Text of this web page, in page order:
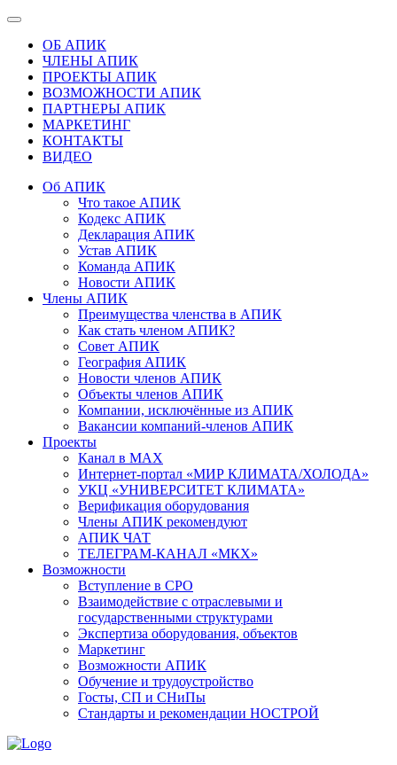
ОБ АПИК
ЧЛЕНЫ АПИК
ПРОЕКТЫ АПИК
ВОЗМОЖНОСТИ АПИК
ПАРТНЕРЫ АПИК
МАРКЕТИНГ
КОНТАКТЫ
ВИДЕО
Об АПИК
Что такое АПИК
Кодекс АПИК
Декларация АПИК
Устав АПИК
Команда АПИК
Новости АПИК
Члены АПИК
Преимущества членства в АПИК
Как стать членом АПИК?
Совет АПИК
География АПИК
Новости членов АПИК
Объекты членов АПИК
Компании, исключённые из АПИК
Вакансии компаний-членов АПИК
Проекты
Канал в MAX
Интернет-портал «МИР КЛИМАТА/ХОЛОДА»
УКЦ «УНИВЕРСИТЕТ КЛИМАТА»
Верификация оборудования
Члены АПИК рекомендуют
АПИК ЧАТ
ТЕЛЕГРАМ-КАНАЛ «МКХ»
Возможности
Вступление в СРО
Взаимодействие с отраслевыми и
государственными структурами
Экспертиза оборудования, объектов
Маркетинг
Возможности АПИК
Обучение и трудоустройство
Госты, СП и СНиПы
Стандарты и рекомендации НОСТРОЙ